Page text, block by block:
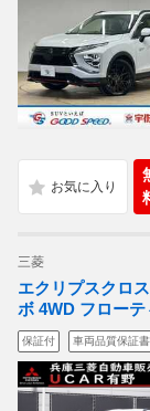
三菱
エクリプスクロ
ボ 4WD フロー
保証付 車両品質保証